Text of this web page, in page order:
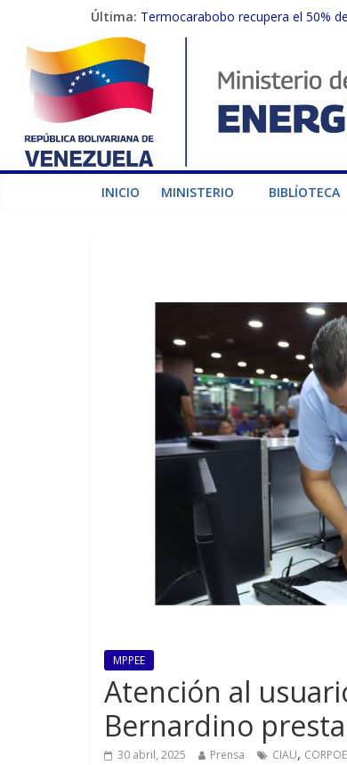
Última: Termocarabobo recupera el 50%
MPPEE avanza en la
Gobierno Nacional coordina
Inspeccionan trabajos de
Gobierno Nacional activa plan
INICIO MINISTERIO BIBLÍOTECA
MPPEE
Atención al
Bernardino
30 abril, 2025 Prensa CIAU,